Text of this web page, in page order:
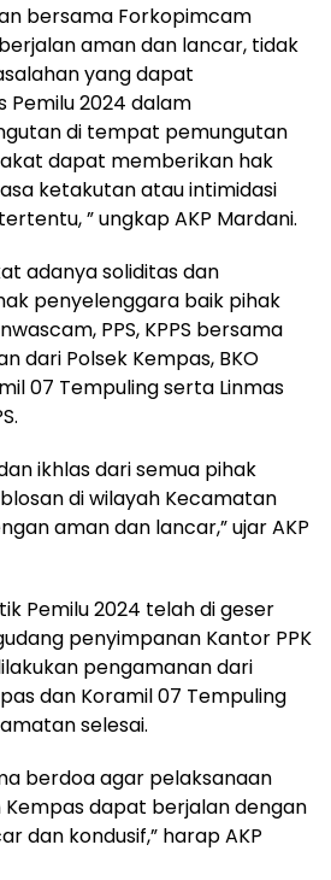
bersama Forkopimcam
aman dan lancar, tidak
yang dapat
Pemilu 2024 dalam
di tempat pemungutan
dapat memberikan hak
ketakutan atau intimidasi
” ungkap AKP Mardani.
adanya soliditas dan
penyelenggara baik pihak
PPS, KPPS bersama
dari Polsek Kempas, BKO
07 Tempuling serta Linmas
ikhlas dari semua pihak
di wilayah Kecamatan
aman dan lancar,” ujar AKP
Pemilu 2024 telah di geser
penyimpanan Kantor PPK
pengamanan dari
dan Koramil 07 Tempuling
selesai.
berdoa agar pelaksanaan
Kempas dapat berjalan dengan
dan kondusif,” harap AKP